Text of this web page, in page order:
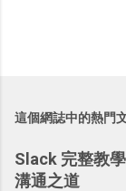
這個網誌中的熱門
Slack 完整教
溝通之道